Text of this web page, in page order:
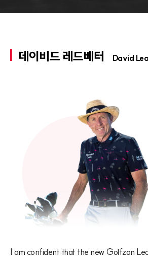
데이비드 레드베터 David
I am confident that the new Golfzon